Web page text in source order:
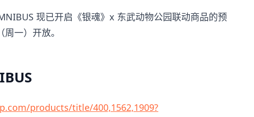
现已开启《银魂》x 东武动物公园联动商品的预
一）开放。
products/title/400,1562,1909?